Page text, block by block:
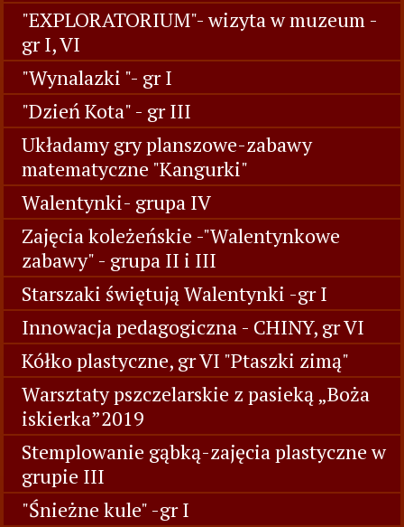
"EXPLORATORIUM"- wizyta w muzeum -
gr I, VI
"Wynalazki "- gr I
"Dzień Kota" - gr III
Układamy gry planszowe-zabawy
matematyczne "Kangurki"
Walentynki- grupa IV
Zajęcia koleżeńskie -"Walentynkowe
zabawy" - grupa II i III
Starszaki świętują Walentynki -gr I
Innowacja pedagogiczna - CHINY, gr VI
Kółko plastyczne, gr VI "Ptaszki zimą"
Warsztaty pszczelarskie z pasieką „Boża
iskierka”2019
Stemplowanie gąbką-zajęcia plastyczne w
grupie III
"Śnieżne kule" -gr I